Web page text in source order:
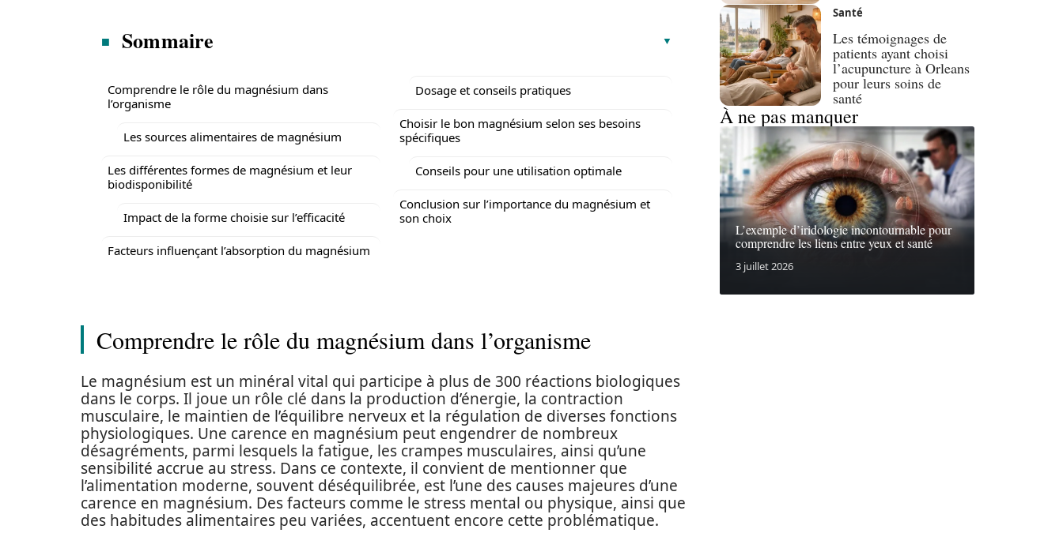
Sommaire
Comprendre le rôle du magnésium dans
l’organisme
Les sources alimentaires de magnésium
Les différentes formes de magnésium et leur
biodisponibilité
Impact de la forme choisie sur l’efficacité
Facteurs influençant l’absorption du magnésium
Dosage et conseils pratiques
Choisir le bon magnésium selon ses besoins
spécifiques
Conseils pour une utilisation optimale
Conclusion sur l’importance du magnésium et
son choix
Comprendre le rôle du magnésium dans l’organisme
Le magnésium est un minéral vital qui participe à plus de 300 réactions biologiques
dans le corps. Il joue un rôle clé dans la production d’énergie, la contraction
musculaire, le maintien de l’équilibre nerveux et la régulation de diverses fonctions
physiologiques. Une carence en magnésium peut engendrer de nombreux
désagréments, parmi lesquels la fatigue, les crampes musculaires, ainsi qu’une
sensibilité accrue au stress. Dans ce contexte, il convient de mentionner que
l’alimentation moderne, souvent déséquilibrée, est l’une des causes majeures d’une
carence en magnésium. Des facteurs comme le stress mental ou physique, ainsi que
des habitudes alimentaires peu variées, accentuent encore cette problématique.
Santé
Les témoignages de
patients ayant choisi
l’acupuncture à Orleans
pour leurs soins de
santé
À ne pas manquer
L’exemple d’iridologie incontournable pour
comprendre les liens entre yeux et santé
3 juillet 2026